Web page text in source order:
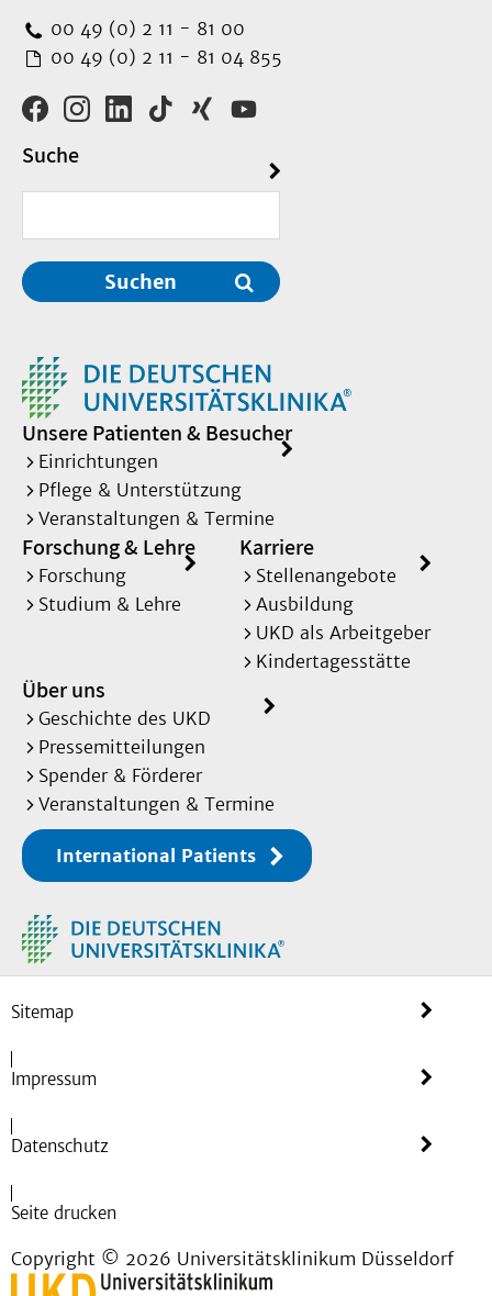
00 49 (0) 2 11 - 81 00
00 49 (0) 2 11 - 81 04 855
Suche
Suchen
Unsere Patienten & Besucher
Einrichtungen
Pflege & Unterstützung
Veranstaltungen & Termine
Forschung & Lehre
Forschung
Studium & Lehre
Karriere
Stellenangebote
Ausbildung
UKD als Arbeitgeber
Kindertagesstätte
Über uns
Geschichte des UKD
Pressemitteilungen
Spender & Förderer
Veranstaltungen & Termine
International Patients
Sitemap
Impressum
Datenschutz
Seite drucken
Copyright © 2026 Universitätsklinikum Düsseldorf